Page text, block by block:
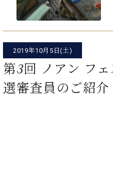
W.ホフマン プロフェッショナル
W.ホフマン トラディション
W.ホフマン ヴィジョン
アーティストカス
ービス(調律)
せ
のブログ Die Musikgasse（音
2019年10月5日(土)
第3回 ノアン フ
選審査員のご紹介